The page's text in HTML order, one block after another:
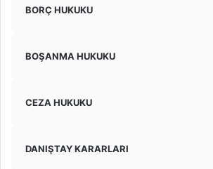
BORÇ HUKUKU
BOŞANMA HUKUKU
CEZA HUKUKU
DANIŞTAY KARARLARI